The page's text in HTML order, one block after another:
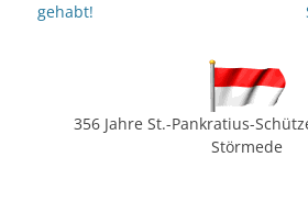
gehabt!
356 Jahre St.-Pankratius-
Störmede